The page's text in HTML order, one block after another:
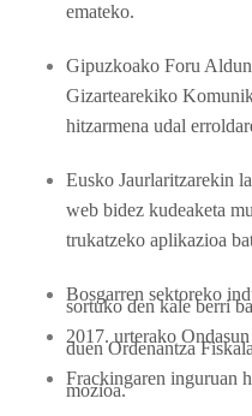
emateko.
Gipuzkoako Foru
Gizartearekiko
hitzarmena udal
Eusko Jaurlaritzarekin
web bidez kudeaketa
trukatzeko aplikazioa
Bosgarren sektoreko
sortuko den kale berri
2017. urterako
duen Ordenantza
Frackingaren inguruan
mozioa.